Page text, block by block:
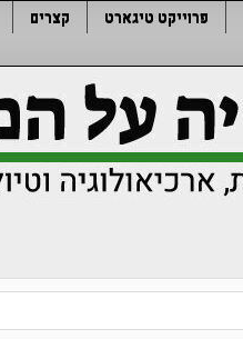
פרוייקט טיגארט קצרים